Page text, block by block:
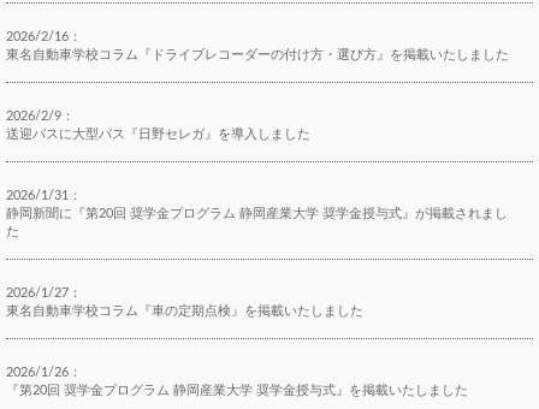
2026/2/16：
東名自動車学校コラム『ドライブレコーダーの付け方・選び方』を掲載いたしました
2026/2/9：
送迎バスに大型バス『日野セレガ』を導入しました
2026/1/31：
静岡新聞に『第20回 奨学金プログラム 静岡産業大学 奨学金授与式』が掲載されまし
た
2026/1/27：
東名自動車学校コラム『車の定期点検』を掲載いたしました
2026/1/26：
『第20回 奨学金プログラム 静岡産業大学 奨学金授与式』を掲載いたしました